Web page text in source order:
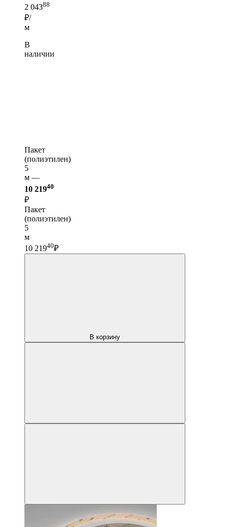
2 04388
₽/
м
В
наличии
Пакет
(полиэтилен)
5
м —
10 21940
₽
Пакет
(полиэтилен)
5
м
10 21940₽
В корзину